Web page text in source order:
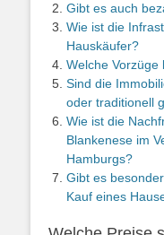
Gibt es auch
Wie ist die
Hauskäufer?
Welche Vorzüge
Sind die
oder traditionell
Wie ist die
Blankenese im
Hamburgs?
Gibt es
Kauf eines